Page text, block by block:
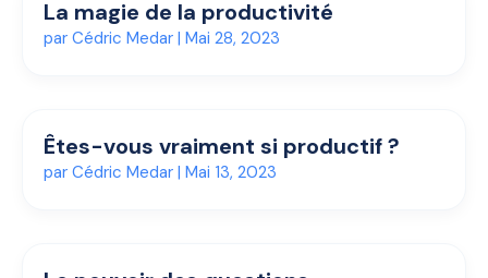
La magie de la productivité
par Cédric Medar | Mai 28, 2023
Êtes-vous vraiment si productif ?
par Cédric Medar | Mai 13, 2023